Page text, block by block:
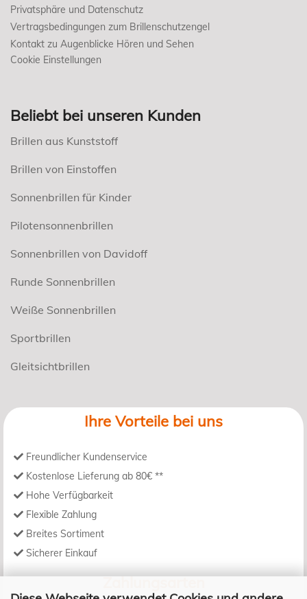
Privatsphäre und Datenschutz
Vertragsbedingungen zum Brillenschutzengel
Kontakt zu Augenblicke Hören und Sehen
Cookie Einstellungen
Beliebt bei unseren Kunden
Brillen aus Kunststoff
Brillen von Einstoffen
Sonnenbrillen für Kinder
Pilotensonnenbrillen
Sonnenbrillen von Davidoff
Runde Sonnenbrillen
Weiße Sonnenbrillen
Sportbrillen
Gleitsichtbrillen
Ihre Vorteile bei uns
Freundlicher Kundenservice
Kostenlose Lieferung ab 80€ **
Hohe Verfügbarkeit
Flexible Zahlung
Breites Sortiment
Sicherer Einkauf
Zahlungsarten